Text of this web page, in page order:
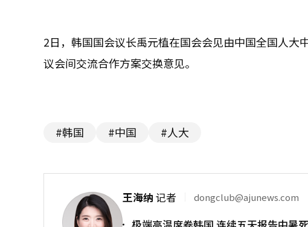
2日，韩国国会议长禹元植在国会会见由中国全国人
议会间交流合作方案交换意见。
#韩国 #中国 #人大
王海纳 记者 dongclub@ajunews.com